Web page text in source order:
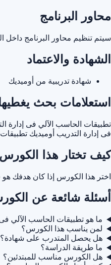
محاور البرنامج
سيتم تنظيم محاور البرنامج داخل
الشهادة والاعتماد
شهادة تدريبية من أوميديك
استعلامات بحث
تطبيقات الحاسب الآلي فى إدارة
فى إدارة التدريب أوميديك
كيف تختار هذا
اختر هذا الكورس إذا كان هدفك
أسئلة شائعة عن
ما هو تطبيقات الحاسب الآلي فى
لمن يناسب هذا الكورس؟
هل يحصل المتدرب على شهادة؟
ما طريقة الدراسة؟
هل الكورس مناسب للمبتدئين؟